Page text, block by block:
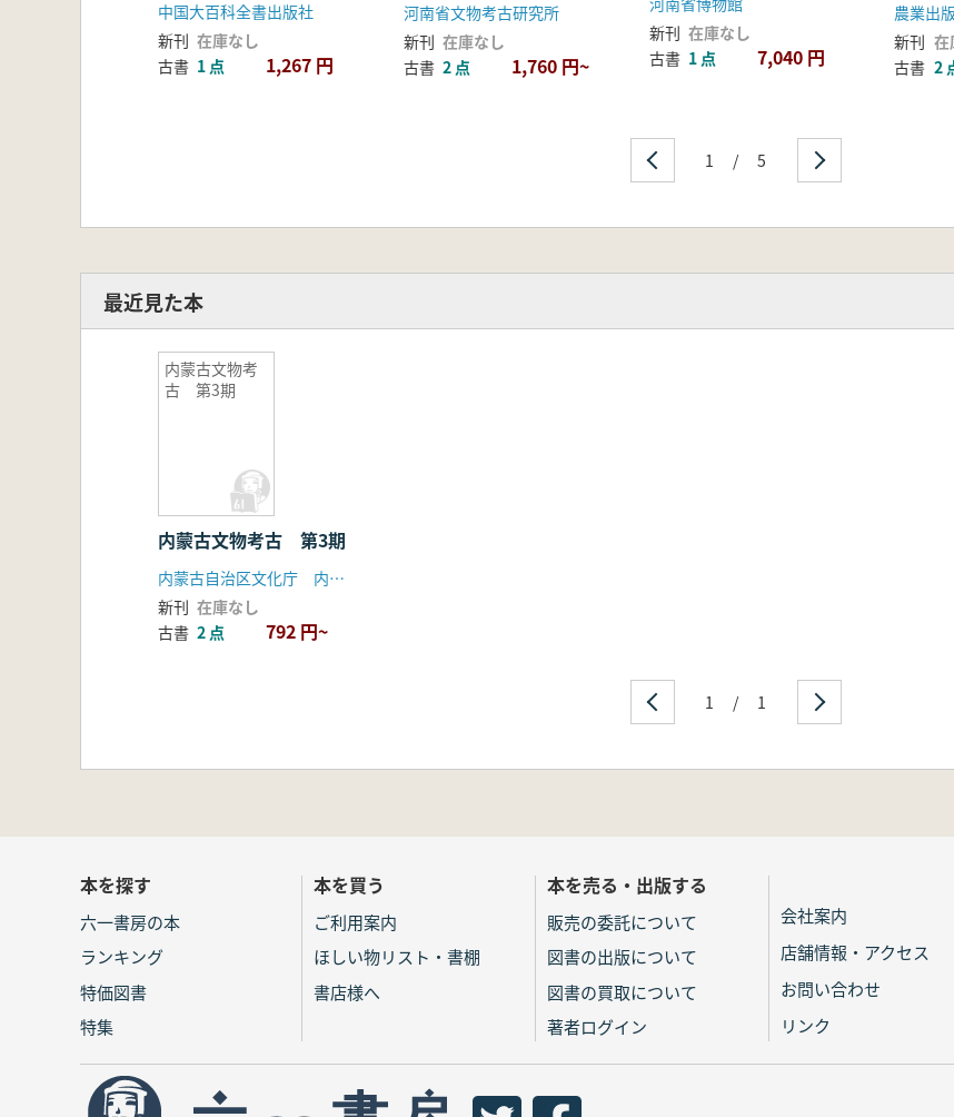
中国大百科全書出版社
新刊 在庫なし
古書 1 点 1,267 円
河南省文物考古研究所
新刊 在庫なし
古書 2 点 1,760 円~
新刊 在庫なし
古書 1 点 7,040 円
農業出
新刊 在
古書 2
1 / 5
最近見た本
内蒙古文物考
古 第3期
内蒙古文物考古 第3期
内蒙古自治区文化庁 内蒙古考古博物館学会
新刊 在庫なし
古書 2 点 792 円~
1 / 1
本を探す
六一書房の本
ランキング
特価図書
特集
本を買う
ご利用案内
ほしい物リスト・書棚
書店様へ
本を売る・出版する
販売の委託について
図書の出版について
図書の買取について
著者ログイン
会社案内
店舗情報・アクセス
お問い合わせ
リンク